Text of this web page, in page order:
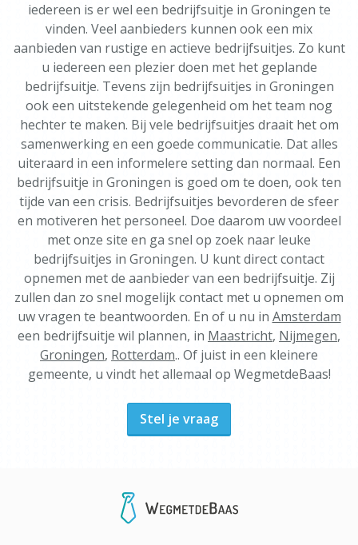
iedereen is er wel een bedrijfsuitje in Groningen te
vinden. Veel aanbieders kunnen ook een mix
aanbieden van rustige en actieve bedrijfsuitjes. Zo kunt
u iedereen een plezier doen met het geplande
bedrijfsuitje. Tevens zijn bedrijfsuitjes in Groningen
ook een uitstekende gelegenheid om het team nog
hechter te maken. Bij vele bedrijfsuitjes draait het om
samenwerking en een goede communicatie. Dat alles
uiteraard in een informelere setting dan normaal. Een
bedrijfsuitje in Groningen is goed om te doen, ook ten
tijde van een crisis. Bedrijfsuitjes bevorderen de sfeer
en motiveren het personeel. Doe daarom uw voordeel
met onze site en ga snel op zoek naar leuke
bedrijfsuitjes in Groningen. U kunt direct contact
opnemen met de aanbieder van een bedrijfsuitje. Zij
zullen dan zo snel mogelijk contact met u opnemen om
uw vragen te beantwoorden. En of u nu in Amsterdam
een bedrijfsuitje wil plannen, in Maastricht, Nijmegen,
Groningen, Rotterdam.. Of juist in een kleinere
gemeente, u vindt het allemaal op WegmetdeBaas!
Stel je vraag